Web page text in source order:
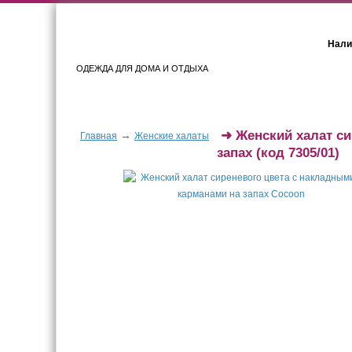
ОДЕЖДА ДЛЯ ДОМА И ОТДЫХА
Главная → Женские халаты ➜ Женский халат
запах (код 7305/01)